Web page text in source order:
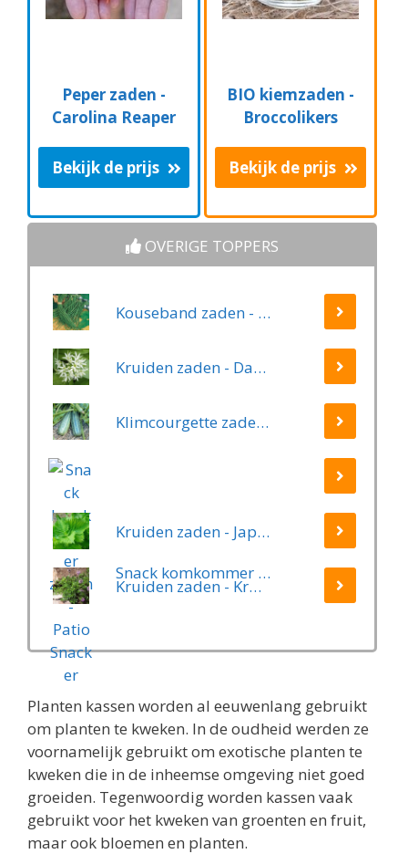
Peper zaden -
Carolina Reaper
Bekijk de prijs
BIO kiemzaden -
Broccolikers
Bekijk de prijs
OVERIGE TOPPERS
Kouseband zaden - Yard Long
Kruiden zaden - Daslook
Klimcourgette zaden - Long Green Trailing
Snack komkommer zaden - Patio Snacker
Kruiden zaden - Japanse Basilicum groen (Shiso, Perilla)
Kruiden zaden - Kruiptijm
Planten kassen worden al eeuwenlang gebruikt
om planten te kweken. In de oudheid werden ze
voornamelijk gebruikt om exotische planten te
kweken die in de inheemse omgeving niet goed
groeiden. Tegenwoordig worden kassen vaak
gebruikt voor het kweken van groenten en fruit,
maar ook bloemen en planten.